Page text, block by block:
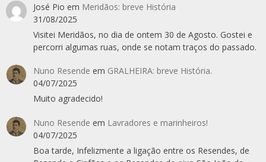
José Pio em Meridãos: breve História
31/08/2025
Visitei Meridãos, no dia de ontem 30 de Agosto. Gostei e
percorri algumas ruas, onde se notam traços do passado.
Nuno Resende em GRALHEIRA: breve História.
04/07/2025
Muito agradecido!
Nuno Resende em Lavradores e marinheiros!
04/07/2025
Boa tarde, Infelizmente a ligação entre os Resendes, de